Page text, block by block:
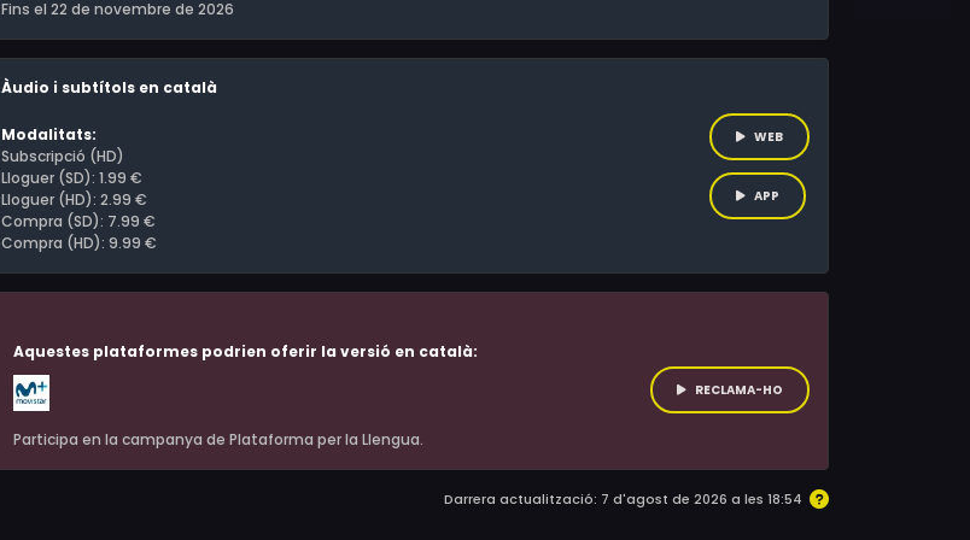
Fins el 22 de novembre de 2026
Àudio i subtítols en català
Modalitats:
Subscripció (HD)
Lloguer (SD): 1.99 €
Lloguer (HD): 2.99 €
Compra (SD): 7.99 €
Compra (HD): 9.99 €
WEB
APP
Aquestes plataformes podrien oferir la versió en català:
Participa en la campanya de Plataforma per la Llengua.
RECLAMA-HO
Darrera actualització: 7 d'agost de 2026 a les 18:54